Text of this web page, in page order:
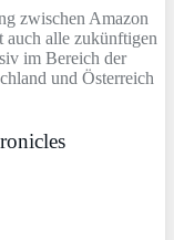
zwischen Amazon
alle zukünftigen
im Bereich der
und Österreich